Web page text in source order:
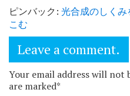
ピンバック: 光合成のしくみ
こむ
Leave a comment.
Your email address will not
are marked*